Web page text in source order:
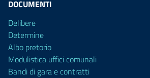
DOCUMENTI
Delibere
Determine
Albo pretorio
Modulistica uffici comunali
Bandi di gara e contratti